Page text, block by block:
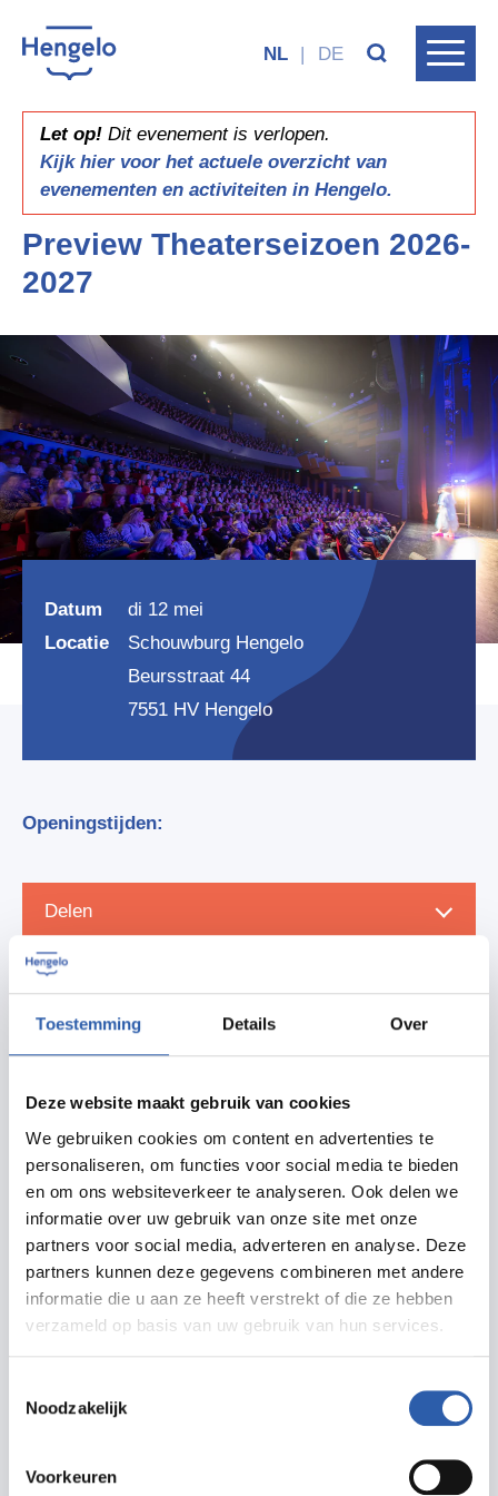
Toestemming Details Over
Deze website maakt gebruik van cookies
We gebruiken cookies om content en advertenties te
personaliseren, om functies voor social media te bieden
en om ons websiteverkeer te analyseren. Ook delen we
informatie over uw gebruik van onze site met onze
partners voor social media, adverteren en analyse. Deze
partners kunnen deze gegevens combineren met andere
informatie die u aan ze heeft verstrekt of die ze hebben
verzameld op basis van uw gebruik van hun services.
Noodzakelijk
Voorkeuren
NL | DE
Let op! Dit evenement is verlopen.
Kijk hier voor het actuele overzicht van
evenementen en activiteiten in Hengelo.
Preview Theaterseizoen 2026-
2027
Datum
di 12 mei
Locatie
Schouwburg Hengelo
Beursstraat 44
7551 HV Hengelo
Openingstijden:
Delen
Zet in agenda
Meer informatie
schouwburghengelo.nl
info@schouwburghengelo.nl
074 255 6789
Prijzen